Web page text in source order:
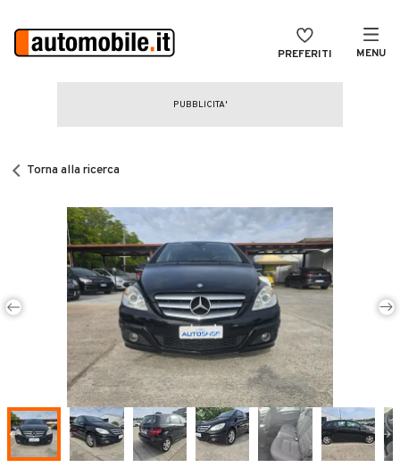
PREFERITI MENU
CERCA
Auto Nuove
Noleggio a lungo termine
Auto d'epoca
Camper
Veicoli Commerciali
Concessionari
Torna alla ricerca